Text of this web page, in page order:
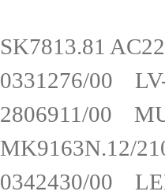
SK7813.81
0331276/00
2806911/00
0342430/00